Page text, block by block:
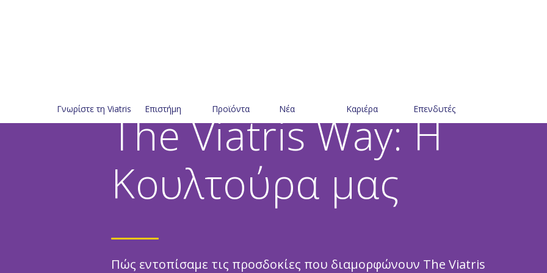
Γνωρίστε τη Viatris Eπιστήμη Προϊόντα Νέα Καριέρα Επενδυτές
The Viatris Way: Η
Κουλτούρα μας
Πώς εντοπίσαμε τις προσδοκίες που διαμορφώνουν The Viatris